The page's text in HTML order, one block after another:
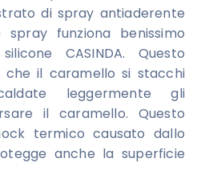
di spray antiaderente
funziona benissimo
CASINDA. Questo
che il caramello si stacchi
leggermente gli
il caramello. Questo
termico causato dallo
anche la superficie